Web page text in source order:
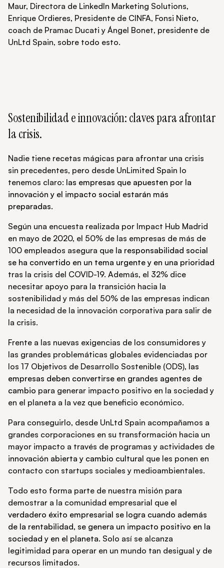
Maur, Directora de LinkedIn Marketing Solutions,
Enrique Ordieres, Presidente de CINFA, Fonsi Nieto,
coach de Pramac Ducati y Ángel Bonet, presidente de
UnLtd Spain, sobre todo esto.
Sostenibilidad e innovación: claves para afrontar
la crisis.
Nadie tiene recetas mágicas para afrontar una crisis
sin precedentes, pero desde UnLimited Spain lo
tenemos claro: las empresas que apuesten por la
innovación y el impacto social estarán más
preparadas.
Según una encuesta realizada por Impact Hub Madrid
en mayo de 2020, el 50% de las empresas de más de
100 empleados asegura que la responsabilidad social
se ha convertido en un tema urgente y en una prioridad
tras la crisis del COVID-19. Además, el 32% dice
necesitar apoyo para la transición hacia la
sostenibilidad y más del 50% de las empresas indican
la necesidad de la innovación corporativa para salir de
la crisis.
Frente a las nuevas exigencias de los consumidores y
las grandes problemáticas globales evidenciadas por
los 17 Objetivos de Desarrollo Sostenible (ODS), las
empresas deben convertirse en grandes agentes de
cambio para generar impacto positivo en la sociedad y
en el planeta a la vez que beneficio económico.
Para conseguirlo, desde UnLtd Spain acompañamos a
grandes corporaciones en su transformación hacia un
mayor impacto a través de programas y actividades de
innovación abierta y cambio cultural que les ponen en
contacto con startups sociales y medioambientales.
Todo esto forma parte de nuestra misión para
demostrar a la comunidad empresarial que el
verdadero éxito empresarial se logra cuando además
de la rentabilidad, se genera un impacto positivo en la
sociedad y en el planeta. Solo así se alcanza
legitimidad para operar en un mundo tan desigual y de
recursos limitados.